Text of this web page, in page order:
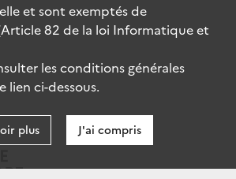
et sont exemptés de
82 de la loi Informatique et
les conditions générales
lien ci-dessous.
plus J'ai compris